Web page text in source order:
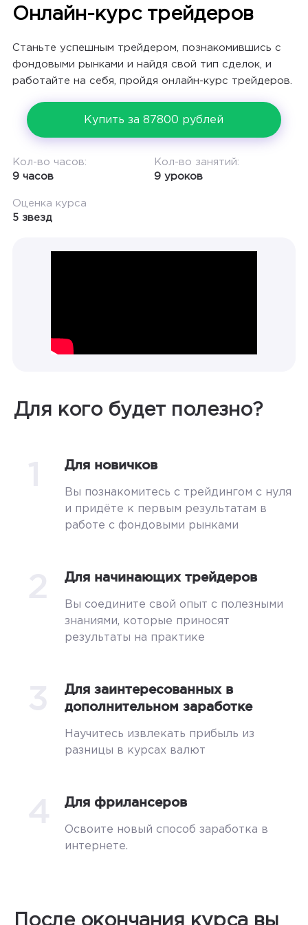
Онлайн-курс трейдеров
Станьте успешным трейдером, познакомившись с
фондовыми рынками и найдя свой тип сделок, и
работайте на себя, пройдя онлайн-курс трейдеров.
Купить за 87800 рублей
Кол-во часов:
9 часов
Кол-во занятий:
9 уроков
Оценка курса
5 звезд
Для кого будет полезно?
Для новичков
Вы познакомитесь с трейдингом с нуля
и придёте к первым результатам в
работе с фондовыми рынками
Для начинающих трейдеров
Вы соедините свой опыт с полезными
знаниями, которые приносят
результаты на практике
Для заинтересованных в
дополнительном заработке
Научитесь извлекать прибыль из
разницы в курсах валют
Для фрилансеров
Освоите новый способ заработка в
интернете.
После окончания курса вы